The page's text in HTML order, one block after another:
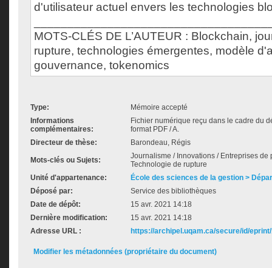
d'utilisateur actuel envers les technologies
MOTS-CLÉS DE L’AUTEUR : Blockchain,
rupture, technologies émergentes, modèle
gouvernance, tokenomics
Type:
Mémoire accepté
Informations
complémentaires:
Fichier numérique reçu dans le cadre du
format PDF / A.
Directeur de thèse:
Barondeau, Régis
Mots-clés ou Sujets:
Journalisme / Innovations / Entreprises de
Technologie de rupture
Unité d'appartenance:
École des sciences de la gestion >
Déposé par:
Service des bibliothèques
Date de dépôt:
15 avr. 2021 14:18
Dernière modification:
15 avr. 2021 14:18
Adresse URL :
https://archipel.uqam.ca/secure/id/
Modifier les métadonnées (propriétaire du document)